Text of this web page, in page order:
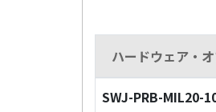
ハードウェア・
SWJ-PRB-MIL20-